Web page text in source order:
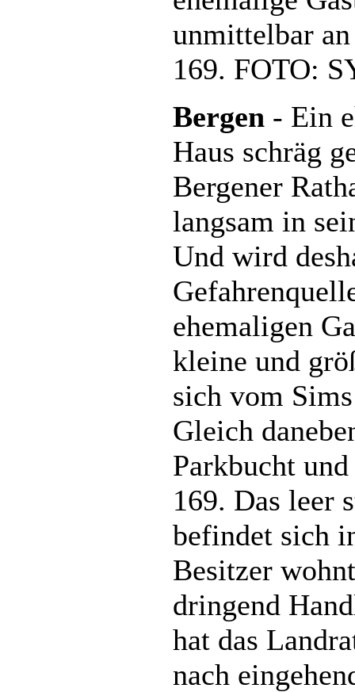
unmittelbar
169. FOTO:
Bergen - Ein
Haus schräg
Bergener
langsam in
Und wird
ehemaligen
kleine und
sich vom
Gleich
Parkbucht
169. Das leer
befindet sich
Besitzer
dringend
hat das
nach